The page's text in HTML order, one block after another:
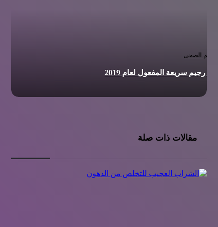
الصحى
رجيم سريعة المفعول لعام 2019
مقالات ذات صلة